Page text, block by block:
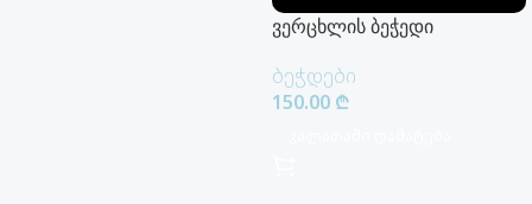
ვერცხლის ბეჭედი
ბეჭდები
150.00 ₾